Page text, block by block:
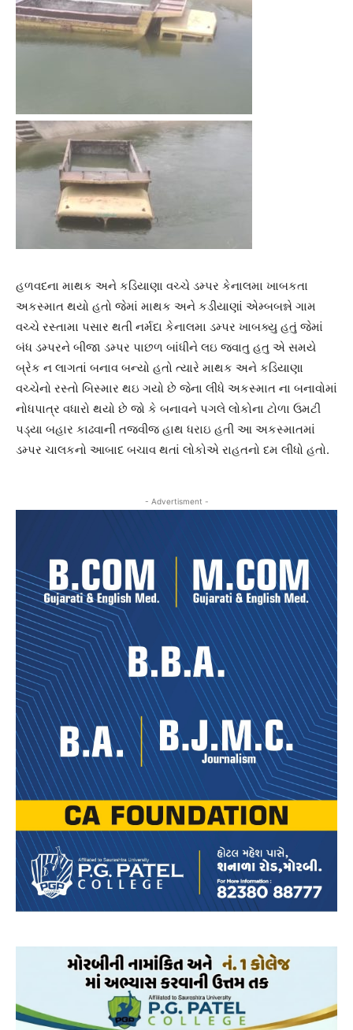
હળવદના માથક અને કડિયાણા વચ્ચે ડમ્પર કેનાલમા ખાબકતા
અકસ્માત થયો હતો જેમાં માથક અને કડીયાણાં એમ્બબન્ને ગામ
વચ્ચે રસ્તામા પસાર થતી નર્મદા કેનાલમા ડમ્પર ખાબક્યુ હતું જેમાં
બંધ ડમ્પરને બીજા ડમ્પર પાછળ બાંધીને લઇ જવાતુ હતુ એ સમયે
બ્રેક ન લાગતાં બનાવ બન્યો હતો ત્યારે માથક અને કડિયાણા
વચ્ચેનો રસ્તો બિસ્માર થઇ ગયો છે જેના લીધે અકસ્માત ના બનાવોમાં
નોધપાત્ર વધારો થયો છે જો કે બનાવને પગલે લોકોના ટોળા ઉમટી
પડ્યા બહાર કાઢવાની તજવીજ હાથ ધરાઇ હતી આ અકસ્માતમાં
ડમ્પર ચાલકનો આબાદ બચાવ થતાં લોકોએ રાહતનો દમ લીધો હતો.
- Advertisment -